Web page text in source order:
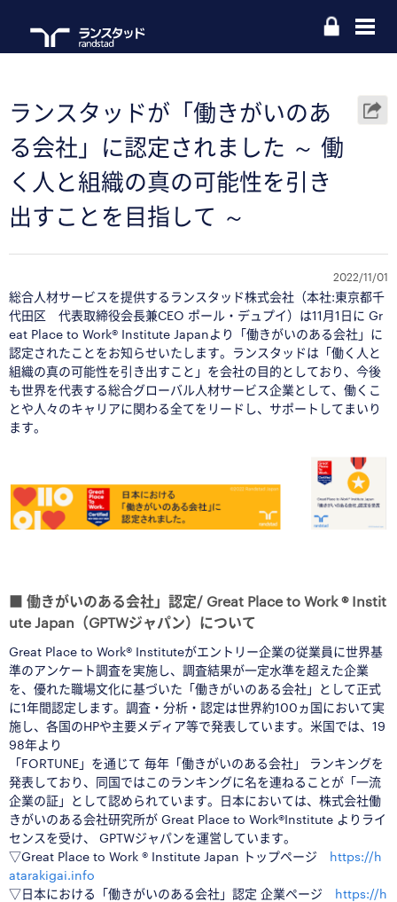
ランスタッドが「働きがいのあ
る会社」に認定されました ～ 働
く人と組織の真の可能性を引き
出すことを目指して ～
2022/11/01
総合人材サービスを提供するランスタッド株式会社（本社:東京都千
代田区 代表取締役会長兼CEO ポール・デュプイ）は11月1日に Gr
eat Place to Work® Institute Japanより「働きがいのある会社」に
認定されたことをお知らせいたします。ランスタッドは「働く人と
組織の真の可能性を引き出すこと」を会社の目的としており、今後
も世界を代表する総合グローバル人材サービス企業として、働くこ
とや人々のキャリアに関わる全てをリードし、サポートしてまいり
ます。
■ 働きがいのある会社」認定/ Great Place to Work ® Instit
ute Japan（GPTWジャパン）について
Great Place to Work® Instituteがエントリー企業の従業員に世界基
準のアンケート調査を実施し、調査結果が一定水準を超えた企業
を、優れた職場文化に基づいた「働きがいのある会社」として正式
に1年間認定します。調査・分析・認定は世界約100ヵ国において実
施し、各国のHPや主要メディア等で発表しています。米国では、19
98年より
「FORTUNE」を通じて 毎年「働きがいのある会社」 ランキングを
発表しており、同国ではこのランキングに名を連ねることが「一流
企業の証」として認められています。日本においては、株式会社働
きがいのある会社研究所が Great Place to Work®Institute よりライ
センスを受け、 GPTWジャパンを運営しています。
▽Great Place to Work ® Institute Japan トップページ https://h
atarakigai.info
▽日本における「働きがいのある会社」認定 企業ページ https://h